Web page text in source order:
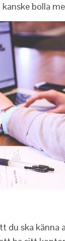
kanske bolla
du ska